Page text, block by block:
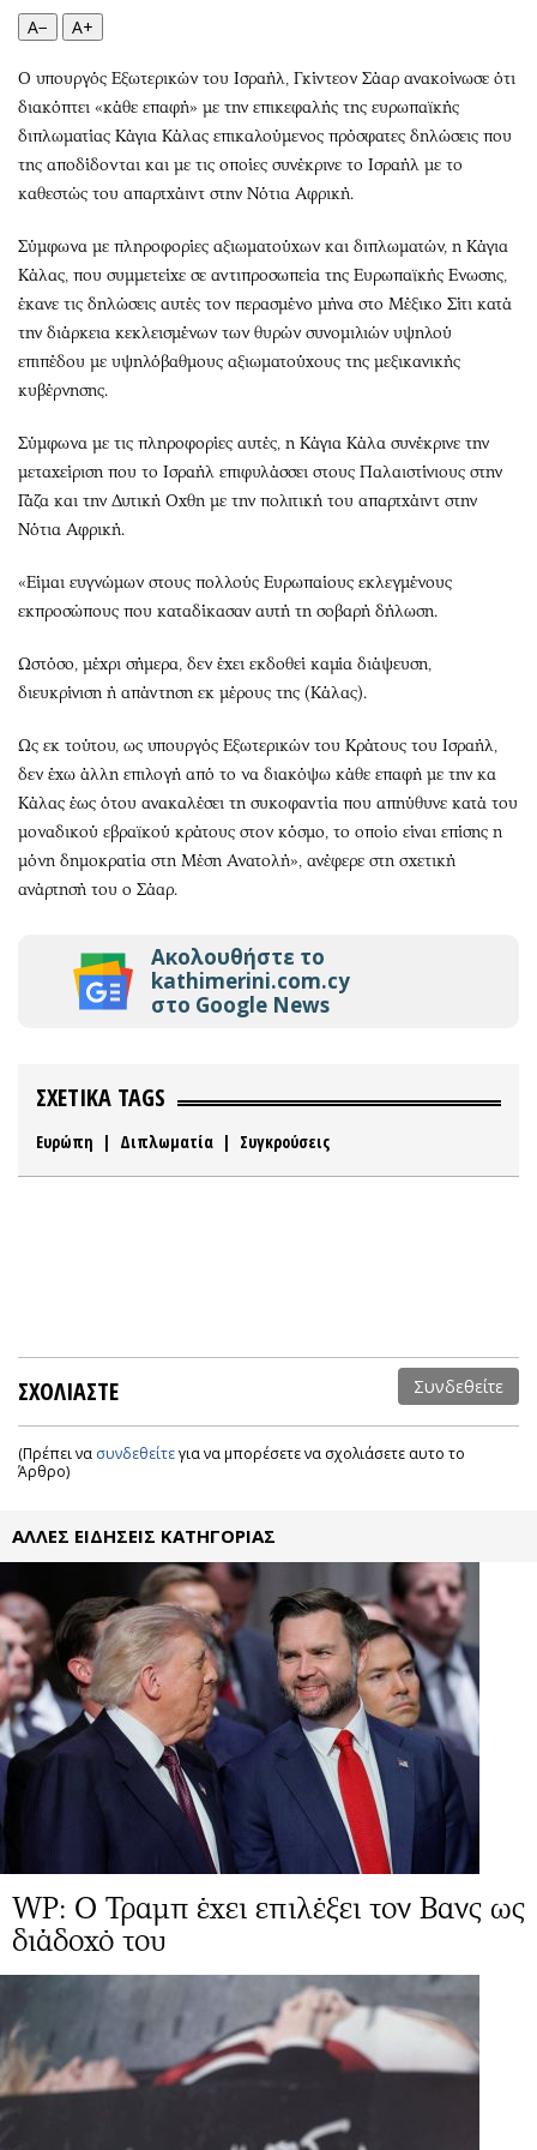
Ελλάδα
Κόσμος
Παράξενα
Πολιτισμός
Σινεμά
Μουσική
Εικαστικά
Βιβλίο
Χειρόγραφα
Έξοδος
Media
Εκπομπές
Wine routes
Uncut
Προσφορές
Προσωπικότητες στην ''Κ''
Επιστολές
A− A+
Ο υπουργός Εξωτερικών του Ισραήλ, Γκίντεον Σάαρ ανακοίνωσε ότι
διακόπτει «κάθε επαφή» με την επικεφαλής της ευρωπαϊκής
διπλωματίας Κάγια Κάλας επικαλούμενος πρόσφατες δηλώσεις που
της αποδίδονται και με τις οποίες συνέκρινε το Ισραήλ με το
καθεστώς του απαρτχάιντ στην Νότια Αφρική.
Σύμφωνα με πληροφορίες αξιωματούχων και διπλωματών, η Κάγια
Κάλας, που συμμετείχε σε αντιπροσωπεία της Ευρωπαϊκής Ενωσης,
έκανε τις δηλώσεις αυτές τον περασμένο μήνα στο Μέξικο Σίτι κατά
την διάρκεια κεκλεισμένων των θυρών συνομιλιών υψηλού
επιπέδου με υψηλόβαθμους αξιωματούχους της μεξικανικής
κυβέρνησης.
Σύμφωνα με τις πληροφορίες αυτές, η Κάγια Κάλα συνέκρινε την
μεταχείριση που το Ισραήλ επιφυλάσσει στους Παλαιστίνιους στην
Γάζα και την Δυτική Οχθη με την πολιτική του απαρτχάιντ στην
Νότια Αφρική.
«Είμαι ευγνώμων στους πολλούς Ευρωπαίους εκλεγμένους
εκπροσώπους που καταδίκασαν αυτή τη σοβαρή δήλωση.
Ωστόσο, μέχρι σήμερα, δεν έχει εκδοθεί καμία διάψευση,
διευκρίνιση ή απάντηση εκ μέρους της (Κάλας).
Ως εκ τούτου, ως υπουργός Εξωτερικών του Κράτους του Ισραήλ,
δεν έχω άλλη επιλογή από το να διακόψω κάθε επαφή με την κα
Κάλας έως ότου ανακαλέσει τη συκοφαντία που απηύθυνε κατά του
μοναδικού εβραϊκού κράτους στον κόσμο, το οποίο είναι επίσης η
μόνη δημοκρατία στη Μέση Ανατολή», ανέφερε στη σχετική
ανάρτησή του ο Σάαρ.
Ακολουθήστε το
kathimerini.com.cy
στο Google News
ΣΧΕΤΙΚΑ TAGS
Ευρώπη | Διπλωματία | Συγκρούσεις
ΣΧΟΛΙΑΣΤΕ Συνδεθείτε
(Πρέπει να συνδεθείτεγια να μπορέσετε να σχολιάσετε αυτο το
Άρθρο)
ΑΛΛΕΣ ΕΙΔΗΣΕΙΣ ΚΑΤΗΓΟΡΙΑΣ
WP: Ο Τραμπ έχει επιλέξει τον Βανς ως
διάδοχό του